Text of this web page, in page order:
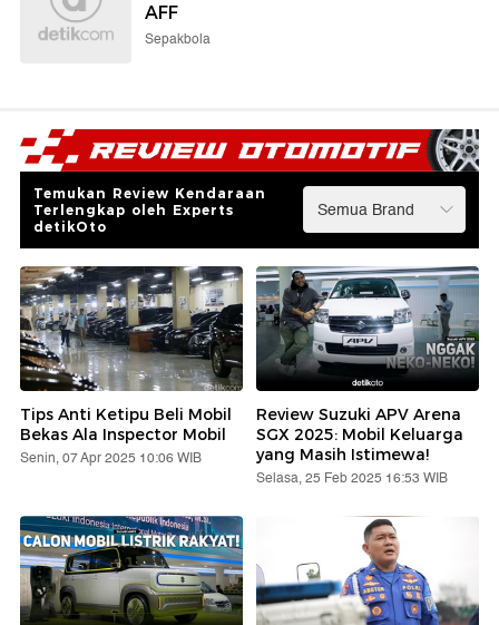
AFF
Sepakbola
Temukan Review Kendaraan
Terlengkap oleh Experts
detikOto
Tips Anti Ketipu Beli Mobil
Bekas Ala Inspector Mobil
Senin, 07 Apr 2025 10:06 WIB
Review Suzuki APV Arena
SGX 2025: Mobil Keluarga
yang Masih Istimewa!
Selasa, 25 Feb 2025 16:53 WIB